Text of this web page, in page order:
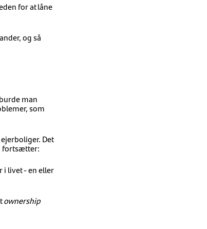
for at låne
og så
man
som
Det
fortsætter:
i livet - en eller
ownership